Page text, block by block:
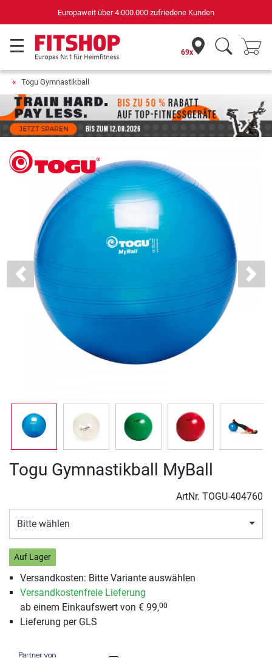
Europaweit über 4.000.000 zufriedene Kunden
69x
Togu Gymnastikball
Previous Next
Togu Gymnastikball MyBall
ArtNr. TOGU-404760
Bitte wählen
Auf Lager
Versandkosten: Bitte Variante auswählen
Versandkostenfreie Lieferung
ab einem Einkaufswert von € 99,00
Lieferung per GLS